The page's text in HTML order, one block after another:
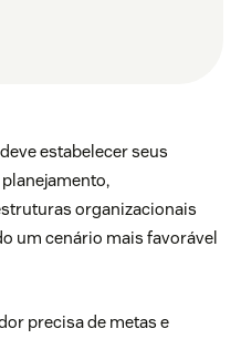
estabelecer seus
organizacionais
um cenário mais favorável
precisa de metas e